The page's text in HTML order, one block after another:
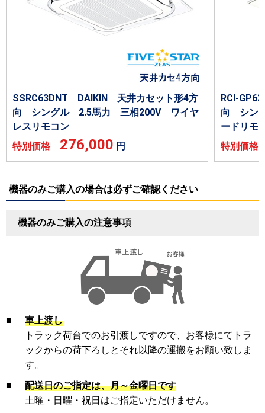
SSRC63DNT DAIKIN 天井カセット形4方
向 シングル 2.5馬力 三相200V ワイヤ
レスリモコン
特別価格 276,000 円
RCI-
向 シン
ードリモ
特別価
機器のみご購入の場合は必ずご確認ください
機器のみご購入の注意事項
■
車上渡し
トラック荷台でのお引渡しですので、お客様にてトラ
ックからの荷下ろしとそれ以降の運搬をお願い致しま
す。
■
配送日のご指定は、月～金曜日です
土曜・日曜・祝日はご指定いただけません。